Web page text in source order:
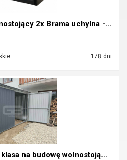
2x Brama uchylna -...
178 dni
na budowę wolnostoją...